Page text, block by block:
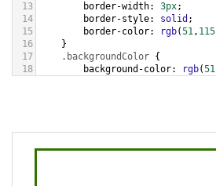
13
border-width: 3px;
14
border-style: solid ;
15
border-color: rgb(51, 115
16
}
17
.backgroundColor {
18
background-color: rgb(51
white, rgb(51,115,0));